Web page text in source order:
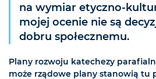
na wymiar etyczno-
mojej ocenie nie są
dobru społecznemu.
Plany rozwoju katechezy
może rządowe plany stanowią tu